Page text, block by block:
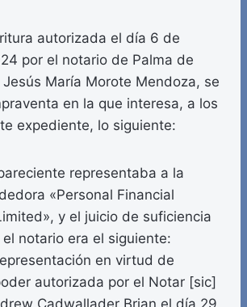
autorizada el día 6 de
por el notario de Palma de
María Morote Mendoza, se
en la que interesa, a los
expediente, lo siguiente:
representaba a la
«Personal Financial
y el juicio de suficiencia
notario era el siguiente:
en virtud de
autorizada por el Notar [sic]